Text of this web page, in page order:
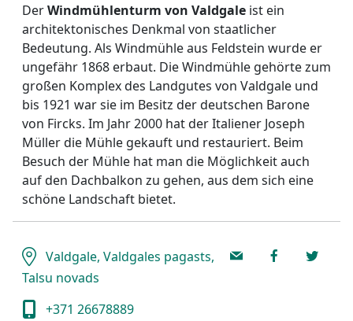
DerWindmühlenturm von Valdgale ist ein
architektonisches Denkmal von staatlicher
Bedeutung. Als Windmühle aus Feldstein wurde er
ungefähr 1868 erbaut. Die Windmühle gehörte zum
großen Komplex des Landgutes von Valdgale und
bis 1921 war sie im Besitz der deutschen Barone
von Fircks. Im Jahr 2000 hat der Italiener Joseph
Müller die Mühle gekauft und restauriert. Beim
Besuch der Mühle hat man die Möglichkeit auch
auf den Dachbalkon zu gehen, aus dem sich eine
schöne Landschaft bietet.
Valdgale, Valdgales pagasts,
Talsu novads
+371 26678889